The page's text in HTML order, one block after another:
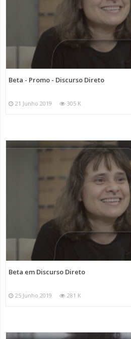
Beta - Promo - Discurso Direto
21 Junho 2019 305 K
Beta em Discurso Direto
25 Junho 2019 281 K